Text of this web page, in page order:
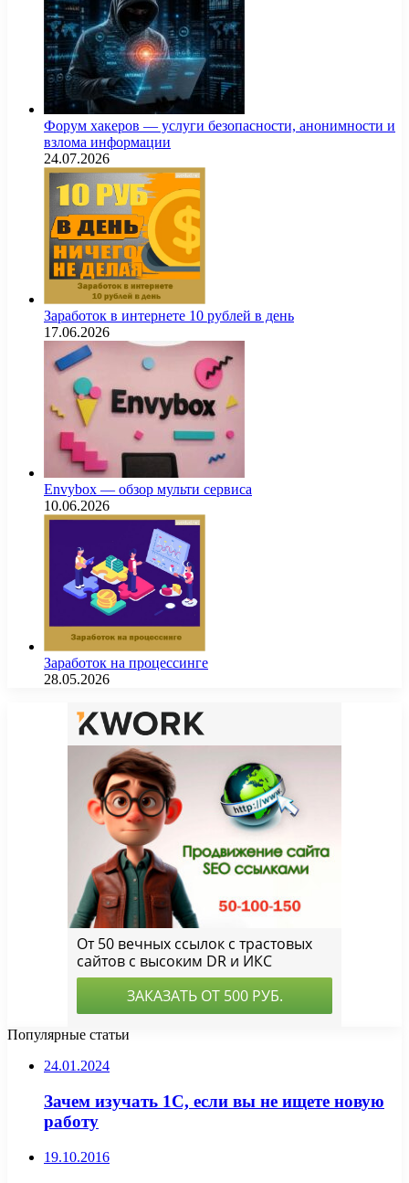
Форум хакеров — услуги безопасности, анонимности и
взлома информации
24.07.2026
Заработок в интернете 10 рублей в день
17.06.2026
Envybox — обзор мульти сервиса
10.06.2026
Заработок на процессинге
28.05.2026
Популярные статьи
24.01.2024
Зачем изучать 1С, если вы не ищете новую
работу
19.10.2016